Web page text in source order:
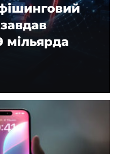
мільярда